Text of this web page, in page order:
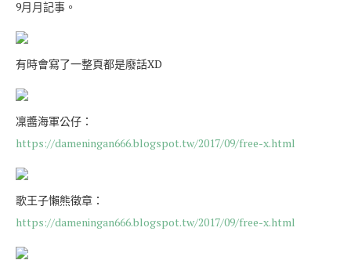
9月月記事。
有時會寫了一整頁都是廢話XD
凜醬海軍公仔：
https://dameningan666.blogspot.tw/2017/09/free-x.html
歌王子懶熊徵章：
https://dameningan666.blogspot.tw/2017/09/free-x.html